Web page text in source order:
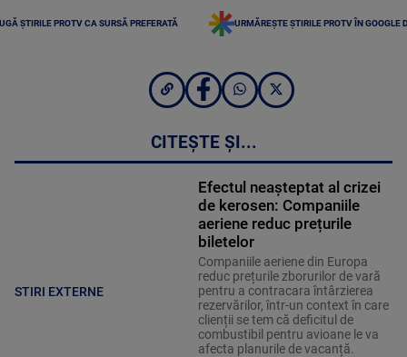
ȘTIRILE PROTV CA SURSĂ PREFERATĂ URMĂREȘTE ȘTIRILE PROTV ÎN GOOGLE
CITEȘTE ȘI...
STIRI EXTERNE
Efectul neașteptat al crizei
de kerosen: Companiile
aeriene reduc prețurile
biletelor
Companiile aeriene din Europa
reduc prețurile zborurilor de vară
pentru a contracara întârzierea
rezervărilor, într-un context în care
clienții se tem că deficitul de
combustibil pentru avioane le va
afecta planurile de vacanță.